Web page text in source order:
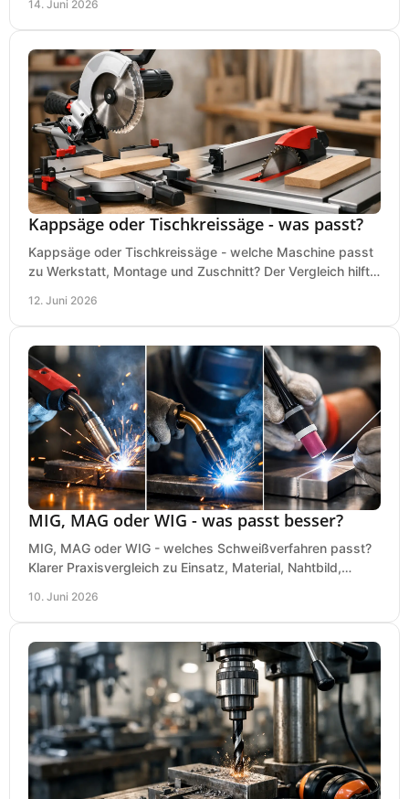
14. Juni 2026
Kappsäge oder Tischkreissäge - was passt?
Kappsäge oder Tischkreissäge - welche Maschine passt
zu Werkstatt, Montage und Zuschnitt? Der Vergleich hilft
12. Juni 2026
MIG, MAG oder WIG - was passt besser?
MIG, MAG oder WIG - welches Schweißverfahren passt?
Klarer Praxisvergleich zu Einsatz, Material, Nahtbild,
10. Juni 2026